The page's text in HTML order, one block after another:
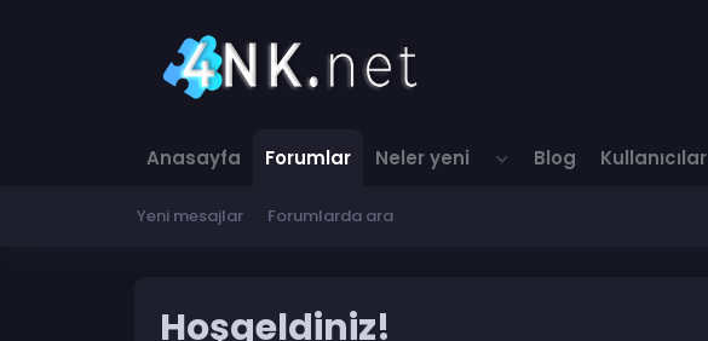
Anasayfa Forumlar Neler yeni Blog Kullanıcılar
Yeni mesajlar Forumlarda ara
Hoşgeldiniz!